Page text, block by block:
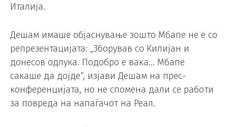
Италија.
Дешам имаше објаснување зошто Мбапе не е со
репрезентацијата: „Зборував со Килијан и
донесов одлука. Подобро е вака… Мбапе
сакаше да дојде“, изјави Дешам на прес-
конференцијата, но не спомена дали се работи
за повреда на напаѓачот на Реал.